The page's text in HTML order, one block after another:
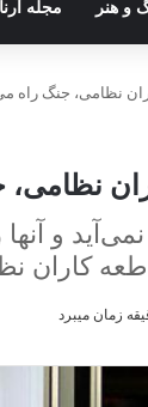
و هنر مجله آرنا
نظامی، جنگ راه
نظامی،
و
کاران